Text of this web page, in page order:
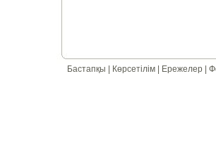
Бастапқы Көрсетілім Ережелер